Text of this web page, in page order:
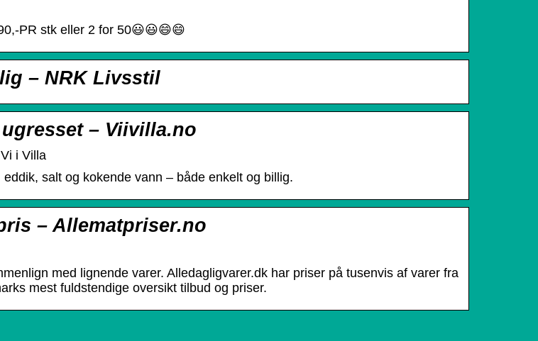
PR stk eller 2 for 50😃😃😄😄
– NRK Livsstil
– Viivilla.no
i Villa
salt og kokende vann – både enkelt og billig.
– Allematpriser.no
med lignende varer. Alledagligvarer.dk har priser på tusenvis af varer fra
mest fuldstendige oversikt tilbud og priser.